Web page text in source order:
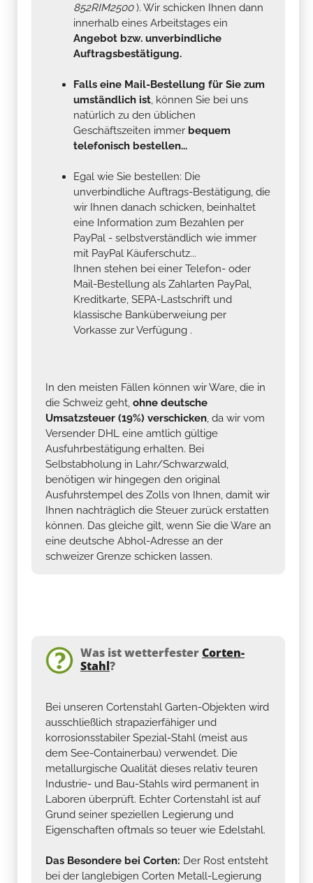
852RIM2500). Wir schicken Ihnen dann
innerhalb eines Arbeitstages ein
Angebot bzw. unverbindliche
Auftragsbestätigung.
Falls eine Mail-Bestellung für Sie zum
umständlich ist, können Sie bei uns
natürlich zu den üblichen
Geschäftszeiten immer bequem
telefonisch bestellen...
Egal wie Sie bestellen: Die
unverbindliche Auftrags-Bestätigung, die
wir Ihnen danach schicken, beinhaltet
eine Information zum Bezahlen per
PayPal - selbstverständlich wie immer
mit PayPal Käuferschutz...
Ihnen stehen bei einer Telefon- oder
Mail-Bestellung als Zahlarten PayPal,
Kreditkarte, SEPA-Lastschrift und
klassische Banküberweiung per
Vorkasse zur Verfügung .
In den meisten Fällen können wir Ware, die in
die Schweiz geht, ohne deutsche
Umsatzsteuer (19%) verschicken, da wir vom
Versender DHL eine amtlich gültige
Ausfuhrbestätigung erhalten. Bei
Selbstabholung in Lahr/Schwarzwald,
benötigen wir hingegen den original
Ausfuhrstempel des Zolls von Ihnen, damit wir
Ihnen nachträglich die Steuer zurück erstatten
können. Das gleiche gilt, wenn Sie die Ware an
eine deutsche Abhol-Adresse an der
schweizer Grenze schicken lassen.
Was ist wetterfesterCorten-
Stahl?
Bei unseren Cortenstahl Garten-Objekten wird
ausschließlich strapazierfähiger und
korrosionsstabiler Spezial-Stahl (meist aus
dem See-Containerbau) verwendet. Die
metallurgische Qualität dieses relativ teuren
Industrie- und Bau-Stahls wird permanent in
Laboren überprüft. Echter Cortenstahl ist auf
Grund seiner speziellen Legierung und
Eigenschaften oftmals so teuer wie Edelstahl.
Das Besondere bei Corten: Der Rost entsteht
bei der langlebigen Corten Metall-Legierung